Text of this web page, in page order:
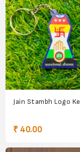
Jain Stambh Logo
₹ 40.00